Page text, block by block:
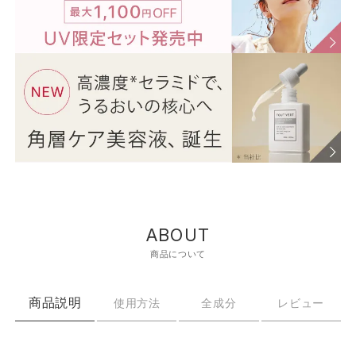
ABOUT
商品について
商品説明 使用方法 全成分 レビュー